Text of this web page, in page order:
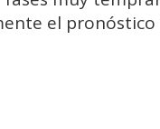
el